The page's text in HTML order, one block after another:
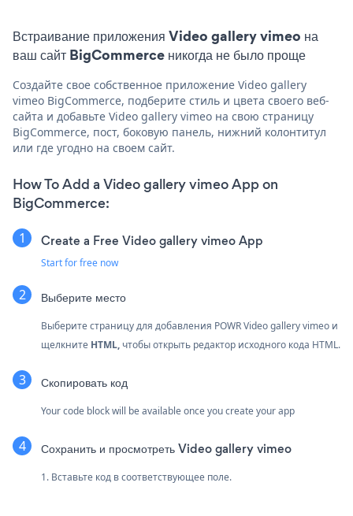
Встраивание приложения Video gallery vimeo на
ваш сайт BigCommerce никогда не было проще
Создайте свое собственное приложение Video gallery
vimeo BigCommerce, подберите стиль и цвета своего веб-
сайта и добавьте Video gallery vimeo на свою страницу
BigCommerce, пост, боковую панель, нижний колонтитул
или где угодно на своем сайт.
How To Add a Video gallery vimeo App on
BigCommerce:
Create a Free Video gallery vimeo App
Start for free now
Выберите место
Выберите страницу для добавления POWR Video gallery vimeo и
щелкните HTML, чтобы открыть редактор исходного кода HTML.
Скопировать код
Your code block will be available once you create your app
Сохранить и просмотреть Video gallery vimeo
1. Вставьте код в соответствующее поле.